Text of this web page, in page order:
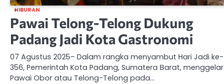
HIBURAN
Pawai Telong-Telong Dukung
Padang Jadi Kota Gastronomi
07 Agustus 2025– Dalam rangka menyambut Hari Jadi ke-
356, Pemerintah Kota Padang, Sumatera Barat, menggelar
Pawai Obor atau Telong-Telong pada…